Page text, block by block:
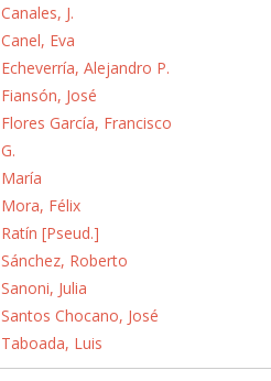
Canales, J.
Canel, Eva
Echeverría, Alejandro P.
Fiansón, José
Flores García, Francisco
G.
María
Mora, Félix
Ratín [Pseud.]
Sánchez, Roberto
Sanoni, Julia
Santos Chocano, José
Taboada, Luis